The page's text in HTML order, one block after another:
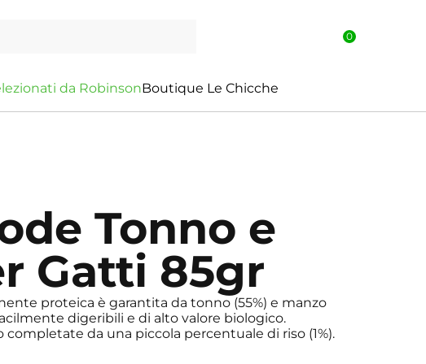
0
lezionati da RobinsonBoutique Le Chicche
Tonno e
Gatti 85gr
proteica è garantita da tonno (55%) e manzo
digeribili e di alto valore biologico.
da una piccola percentuale di riso (1%).